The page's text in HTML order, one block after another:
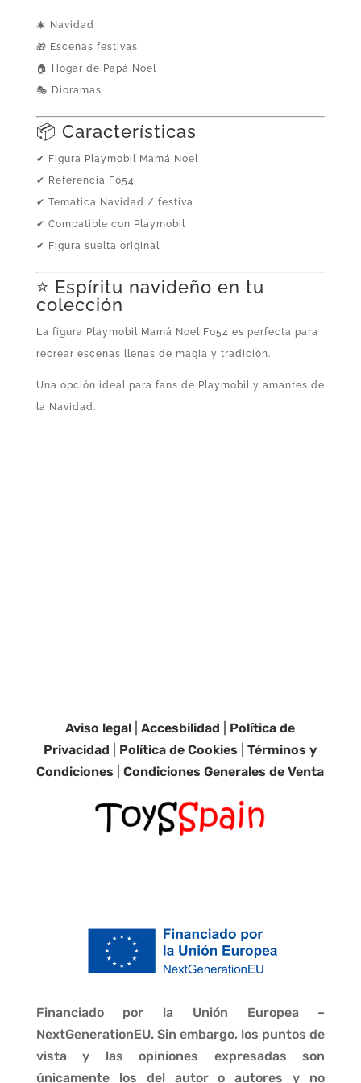
🎄 Navidad
🎁 Escenas festivas
🏠 Hogar de Papá Noel
🎭 Dioramas
📦 Características
✔ Figura Playmobil Mamá Noel
✔ Referencia F054
✔ Temática Navidad / festiva
✔ Compatible con Playmobil
✔ Figura suelta original
⭐ Espíritu navideño en tu
colección
La figura Playmobil Mamá Noel F054 es perfecta para
recrear escenas llenas de magia y tradición.
Una opción ideal para fans de Playmobil y amantes de
la Navidad.
Aviso legal |Accesbilidad
Política de
Privacidad
Política de Cookies |Términos y
Condiciones |Condiciones Generales de Venta
Financiado por la Unión Europea –
NextGenerationEU. Sin embargo, los puntos de
vista y las opiniones expresadas son
únicamente los del autor o autores y no